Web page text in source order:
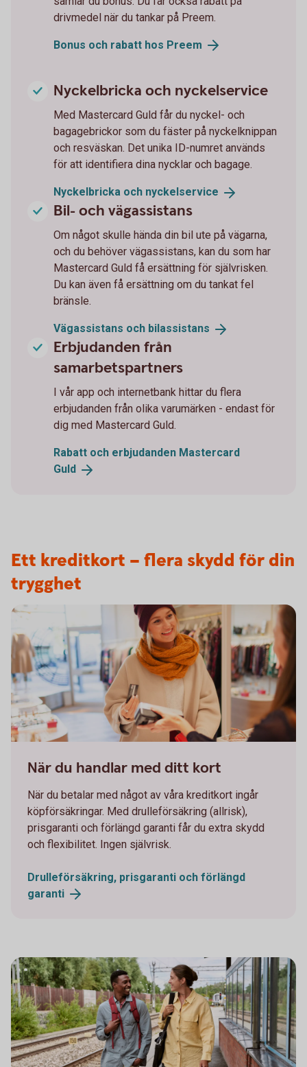
drivmedel när du tankar på Preem.
Bonus och rabatt hos Preem
Nyckelbricka och nyckelservice
Med Mastercard Guld får du nyckel- och
bagagebrickor som du fäster på nyckelknippan
och resväskan. Det unika ID-numret används
för att identifiera dina nycklar och bagage.
Nyckelbricka och nyckelservice
Bil- och vägassistans
Om något skulle hända din bil ute på vägarna,
och du behöver vägassistans, kan du som har
Mastercard Guld få ersättning för självrisken.
Du kan även få ersättning om du tankat fel
bränsle.
Vägassistans och bilassistans
Erbjudanden från
samarbetspartners
I vår app och internetbank hittar du flera
erbjudanden från olika varumärken - endast för
dig med Mastercard Guld.
Rabatt och erbjudanden Mastercard
Guld
Ett kreditkort – flera skydd för din
trygghet
När du handlar med ditt kort
När du betalar med något av våra kreditkort ingår
köpförsäkringar. Med drulleförsäkring (allrisk),
prisgaranti och förlängd garanti får du extra skydd
och flexibilitet. Ingen självrisk.
Drulleförsäkring, prisgaranti och förlängd
garanti